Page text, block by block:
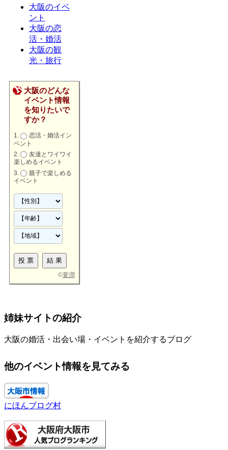
大阪のイベ
ント
大阪の恋
活・婚活
大阪の観
光・旅行
大阪のどんな
イベント情報
を知りたいで
すか？
恋活・婚活イン
ベント
友達とワイワイ
楽しめるイベント
親子で楽しめる
イベント
©要潤
姉妹サイトの紹介
大阪の婚活・出会い場・イベントを紹介するブログ
他のイベント情報を見てみる
にほんブログ村